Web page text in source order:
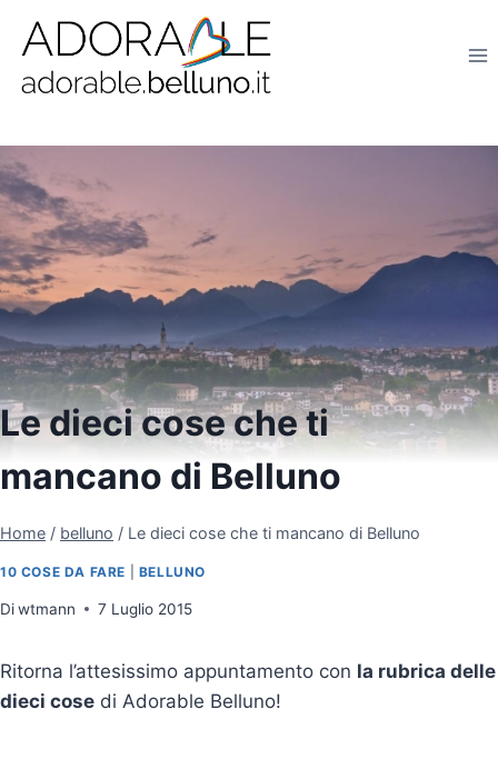
contenuto
Le dieci cose che ti
mancano di Belluno
Home / belluno / Le dieci cose che ti mancano di Belluno
10 COSE DA FARE BELLUNO
Diwtmann 7 Luglio 2015
Ritorna l’attesissimo appuntamento con la rubrica delle
dieci cose di Adorable Belluno!